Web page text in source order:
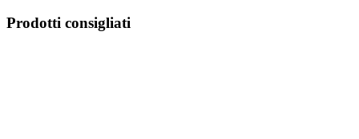
Prodotti consigliati